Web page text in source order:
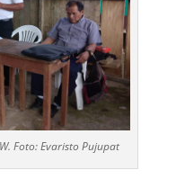
Foto: Evaristo Pujupat